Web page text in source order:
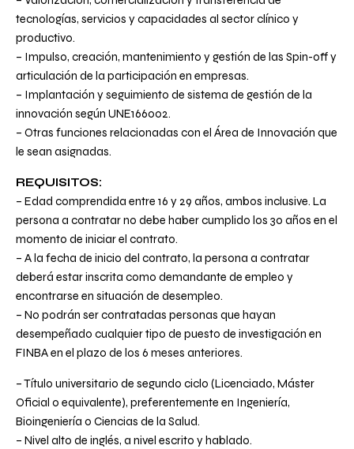
tecnologías, servicios y capacidades al sector clínico y
productivo.
– Impulso, creación, mantenimiento y gestión de las Spin-off y
articulación de la participación en empresas.
– Implantación y seguimiento de sistema de gestión de la
innovación según UNE166002.
– Otras funciones relacionadas con el Área de Innovación que
le sean asignadas.
REQUISITOS:
– Edad comprendida entre 16 y 29 años, ambos inclusive. La
persona a contratar no debe haber cumplido los 30 años en el
momento de iniciar el contrato.
– A la fecha de inicio del contrato, la persona a contratar
deberá estar inscrita como demandante de empleo y
encontrarse en situación de desempleo.
– No podrán ser contratadas personas que hayan
desempeñado cualquier tipo de puesto de investigación en
FINBA en el plazo de los 6 meses anteriores.
– Título universitario de segundo ciclo (Licenciado, Máster
Oficial o equivalente), preferentemente en Ingeniería,
Bioingeniería o Ciencias de la Salud.
– Nivel alto de inglés, a nivel escrito y hablado.